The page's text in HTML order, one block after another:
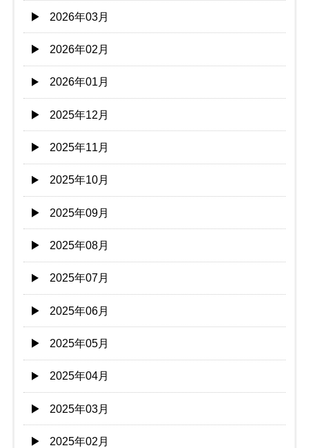
2026年03月
2026年02月
2026年01月
2025年12月
2025年11月
2025年10月
2025年09月
2025年08月
2025年07月
2025年06月
2025年05月
2025年04月
2025年03月
2025年02月